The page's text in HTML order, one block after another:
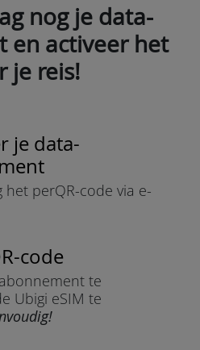
nog je data-
en activeer het
je reis!
je data-
het perQR-code via e-
code
te
Ubigi eSIM te